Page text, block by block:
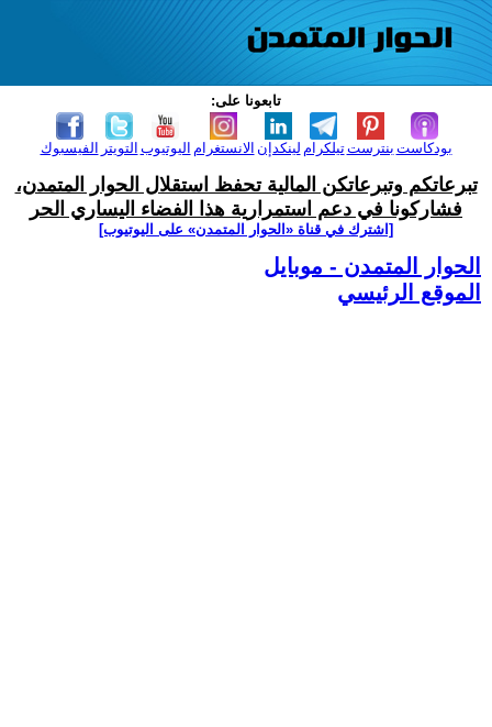
تابعونا على:
الفيسبوك التويتر اليوتيوب الانستغرام لينكدإن تيلكرامبنترست بودكاست
تبرعاتكم وتبرعاتكن المالية تحفظ استقلال الحوار المتمدن،
فشاركونا في دعم استمرارية هذا الفضاء اليساري الحر
[اشترك في قناة ‫«الحوار المتمدن» على اليوتيوب]
الحوار المتمدن - موبايل
الموقع الرئيسي